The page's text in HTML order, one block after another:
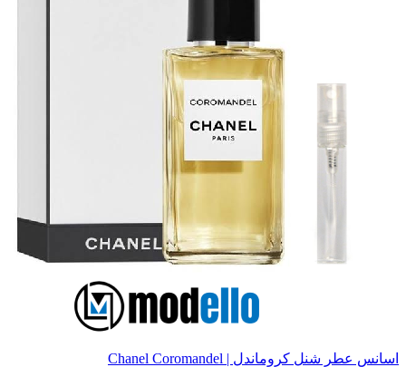
اسانس عطر شنل کروماندل | Chanel Coromandel